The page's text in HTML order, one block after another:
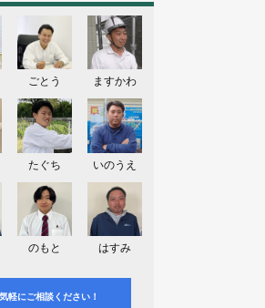
崎市N様よりお問い合わせ
。ありがとう御座います！
市O様よりお問い合わせ頂
ありがとう御座います！
市K様よりお問い合わせ頂
ありがとう御座います！
市K様よりお問い合わせ頂
ありがとう御座います！
崎市M様よりお問い合わせ
。ありがとう御座います！
ごとう ますかわ
たぐち いのうえ
のもと はすみ
軽にご相談ください！